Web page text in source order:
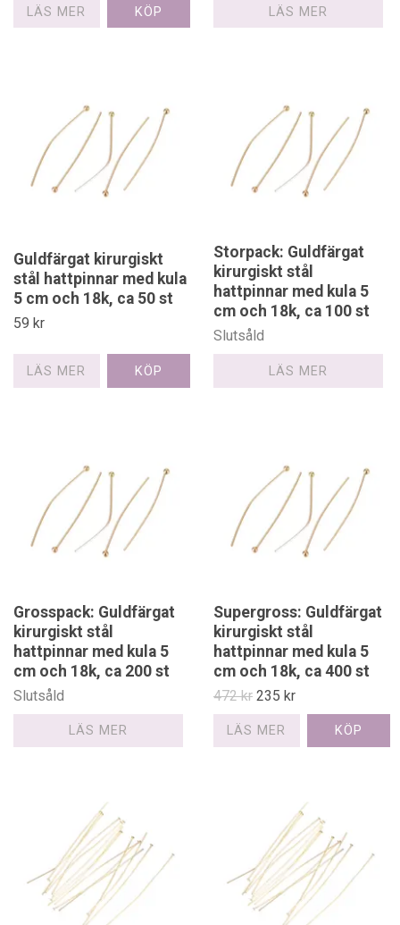
LÄS MER LÄS MER
Guldfärgat kirurgiskt
stål hattpinnar med kula
5 cm och 18k, ca 50 st
59 kr
LÄS MER
Storpack: Guldfärgat
kirurgiskt stål
hattpinnar med kula 5
cm och 18k, ca 100 st
Slutsåld
LÄS MER
Grosspack: Guldfärgat
kirurgiskt stål
hattpinnar med kula 5
cm och 18k, ca 200 st
Slutsåld
LÄS MER
Supergross: Guldfärgat
kirurgiskt stål
hattpinnar med kula 5
cm och 18k, ca 400 st
472 kr 235 kr
LÄS MER